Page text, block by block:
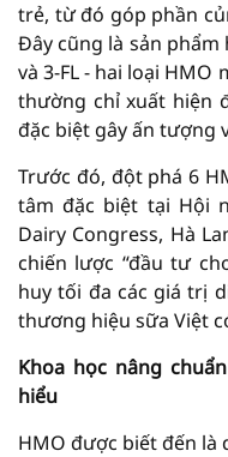
trẻ, từ đó góp phần
Đây cũng là sản phẩm
và 3-FL - hai loại
thường chỉ xuất hiện
đặc biệt gây ấn tượng
Trước đó, đột phá 6
tâm đặc biệt tại Hội
Dairy Congress, Hà
chiến lược “đầu tư
huy tối đa các giá trị
thương hiệu sữa Việt
Khoa học nâng
hiểu
HMO được biết đến